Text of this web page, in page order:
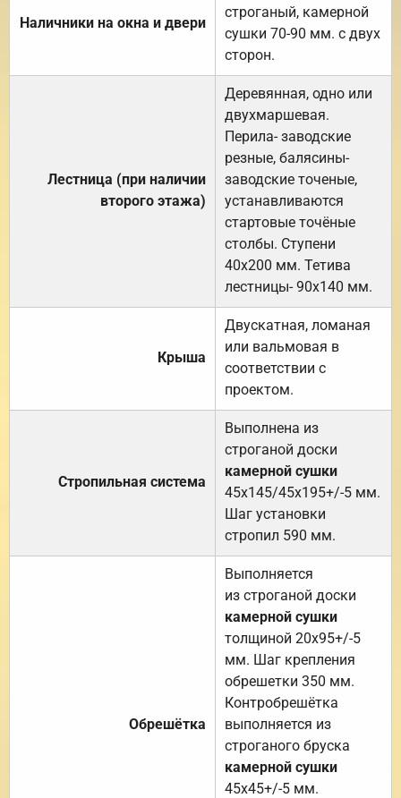
Наличники на окна и двери
строганый, камерной
сушки 70-90 мм. с двух
сторон.
Лестница (при наличии
второго этажа)
Деревянная, одно или
двухмаршевая.
Перила- заводские
резные, балясины-
заводские точеные,
устанавливаются
стартовые точёные
столбы. Ступени
40х200 мм. Тетива
лестницы- 90х140 мм.
Крыша
Двускатная, ломаная
или вальмовая в
соответствии с
проектом.
Стропильная система
Выполнена из
строганой доски
камерной сушки
45х145/45х195+/-5 мм.
Шаг установки
стропил 590 мм.
Обрешётка
Выполняется
из строганой доски
камерной сушки
толщиной 20х95+/-5
мм. Шаг крепления
обрешетки 350 мм.
Контробрешётка
выполняется из
строганого бруска
камерной сушки
45х45+/-5 мм.